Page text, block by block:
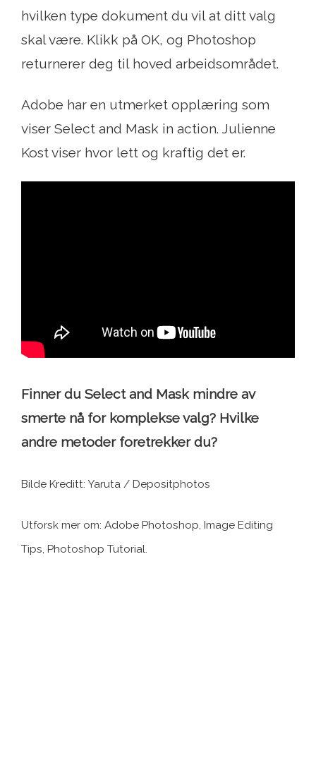
hvilken type dokument du vil at ditt valg
skal være. Klikk på OK, og Photoshop
returnerer deg til hoved arbeidsområdet.
Adobe har en utmerket opplæring som
viser Select and Mask in action. Julienne
Kost viser hvor lett og kraftig det er.
Finner du Select and Mask mindre av
smerte nå for komplekse valg? Hvilke
andre metoder foretrekker du?
Bilde Kreditt: Yaruta / Depositphotos
Utforsk mer om: Adobe Photoshop, Image Editing
Tips, Photoshop Tutorial.